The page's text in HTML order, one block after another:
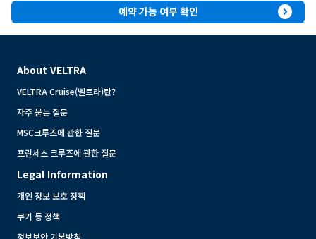
예약 가능 여부 확인 expand_circle_right
About VELTRA
VELTRA Cruise(벨트라)란?
자주 묻는 질문
MSC크루즈에 관한 질문
프린세스 크루즈에 관한 질문
Legal Information
개인 정보 보호 정책
쿠키 등 정책
정보보안 기본방침